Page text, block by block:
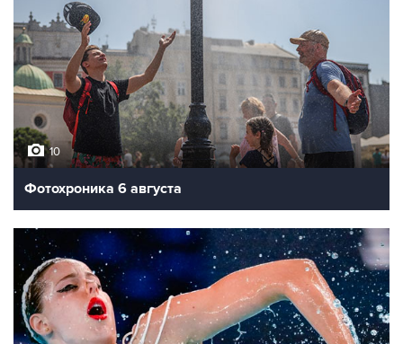
10
Фотохроника 6 августа